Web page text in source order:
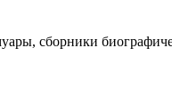
сборники